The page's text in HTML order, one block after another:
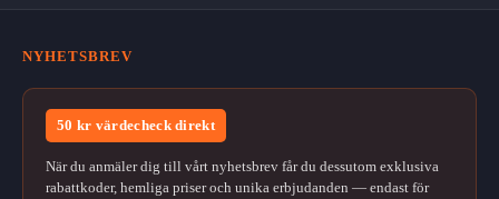
NYHETSBREV
50 kr värdecheck direkt
När du anmäler dig till vårt nyhetsbrev får du dessutom exklusiva
rabattkoder, hemliga priser och unika erbjudanden — endast för